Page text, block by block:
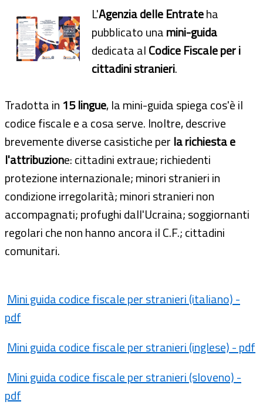
L'Agenzia delle Entrateha
pubblicato unamini-guida
dedicata alCodice Fiscale per i
cittadini stranieri.
Tradotta in 15 lingue, la mini-guida spiega cos'è il
codice fiscale e a cosa serve. Inoltre, descrive
brevemente diverse casistiche per la richiesta e
l'attribuzione: cittadini extraue; richiedenti
protezione internazionale; minori stranieri in
condizione irregolarità; minori stranieri non
accompagnati; profughi dall'Ucraina; soggiornanti
regolari che non hanno ancora il C.F.; cittadini
comunitari.
Mini guida codice fiscale per stranieri (italiano) -
pdf
Mini guida codice fiscale per stranieri (inglese) - pdf
Mini guida codice fiscale per stranieri (sloveno) -
pdf